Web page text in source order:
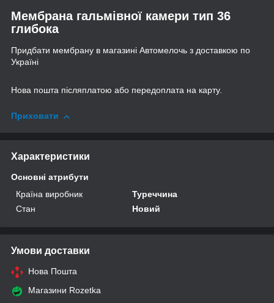
Мембрана гальмівної камери тип 36
глибока
Придбати мембрану в магазині Автомелочь з доставкою по
Україні
Нова пошта післяплатою або передоплата на карту.
Приховати
Характеристики
Основні атрибути
Країна виробник
Туреччина
Стан
Новий
Умови доставки
Нова Пошта
Магазини Rozetka